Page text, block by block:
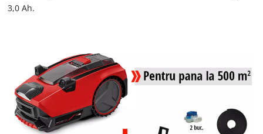
3,0 Ah.